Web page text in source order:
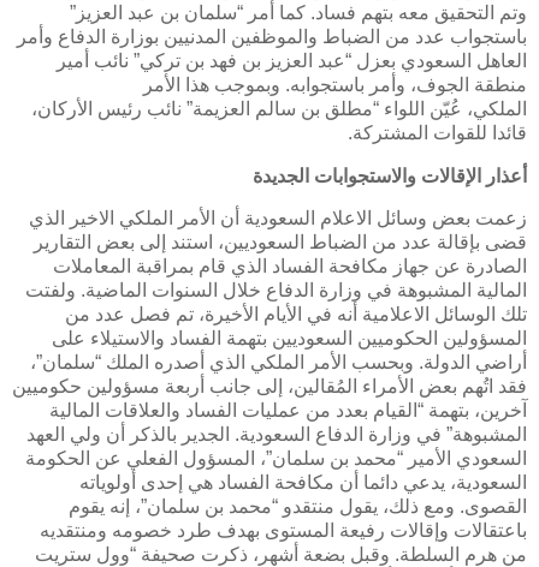
وتم التحقيق معه بتهم فساد. كما أمر “سلمان بن عبد العزيز”
باستجواب عدد من الضباط والموظفين المدنيين بوزارة الدفاع وأمر
العاهل السعودي بعزل “عبد العزيز بن فهد بن تركي” نائب أمير
منطقة الجوف، وأمر باستجوابه. وبموجب هذا الأمر
الملكي، عُيّن اللواء “مطلق بن سالم العزيمة” نائب رئيس الأركان،
قائدا للقوات المشتركة.
أعذار الإقالات والاستجوابات الجديدة
زعمت بعض وسائل الاعلام السعودية أن الأمر الملكي الاخير الذي
قضى بإقالة عدد من الضباط السعوديين، استند إلى بعض التقارير
الصادرة عن جهاز مكافحة الفساد الذي قام بمراقبة المعاملات
المالية المشبوهة في وزارة الدفاع خلال السنوات الماضية. ولفتت
تلك الوسائل الاعلامية أنه في الأيام الأخيرة، تم فصل عدد من
المسؤولين الحكوميين السعوديين بتهمة الفساد والاستيلاء على
أراضي الدولة. وبحسب الأمر الملكي الذي أصدره الملك “سلمان”،
فقد اتُهم بعض الأمراء المُقالين، إلى جانب أربعة مسؤولين حكوميين
آخرين، بتهمة “القيام بعدد من عمليات الفساد والعلاقات المالية
المشبوهة” في وزارة الدفاع السعودية. الجدير بالذكر أن ولي العهد
السعودي الأمير “محمد بن سلمان”، المسؤول الفعلي عن الحكومة
السعودية، يدعي دائما أن مكافحة الفساد هي إحدى أولوياته
القصوى. ومع ذلك، يقول منتقدو “محمد بن سلمان”، إنه يقوم
باعتقالات وإقالات رفيعة المستوى بهدف طرد خصومه ومنتقديه
من هرم السلطة. وقبل بضعة أشهر، ذكرت صحيفة “وول ستريت